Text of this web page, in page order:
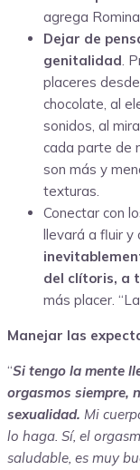
agrega
Dejar de
genitalidad.
placeres
chocolate, al
sonidos, al
cada parte de
son más y
texturas.
Conectar con
llevará a fluir
del clítoris, a
más placer.
Manejar las
“Si tengo la mente
orgasmos siempre,
sexualidad. Mi
lo haga. Sí, el
saludable, es muy